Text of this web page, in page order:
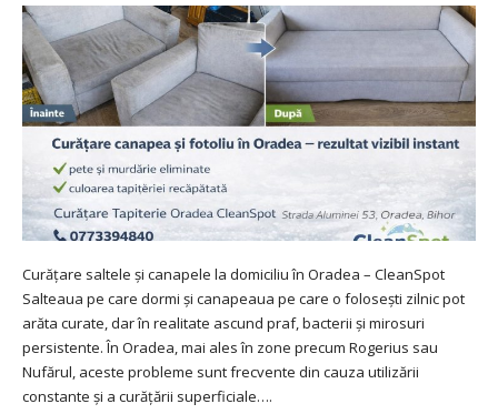
Curățare saltele și canapele la domiciliu în Oradea – CleanSpot
Salteaua pe care dormi și canapeaua pe care o folosești zilnic pot
arăta curate, dar în realitate ascund praf, bacterii și mirosuri
persistente. În Oradea, mai ales în zone precum Rogerius sau
Nufărul, aceste probleme sunt frecvente din cauza utilizării
constante și a curățării superficiale….